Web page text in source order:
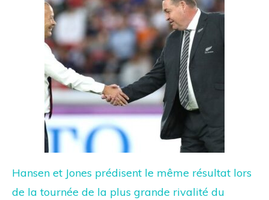
Hansen et Jones prédisent le même résultat lors
de la tournée de la plus grande rivalité du